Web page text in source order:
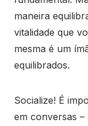
maneira
vitalidade que
mesma é um
equilibrados.
Socialize! É
em conversas